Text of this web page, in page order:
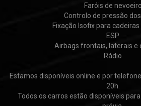
Faróis de nevoeiro
Controlo de pressão
Fixação Isofix para
ESP
Airbags frontais, laterais e
Rádio
Estamos disponíveis online e por
20h.
Todos os carros estão disponíveis